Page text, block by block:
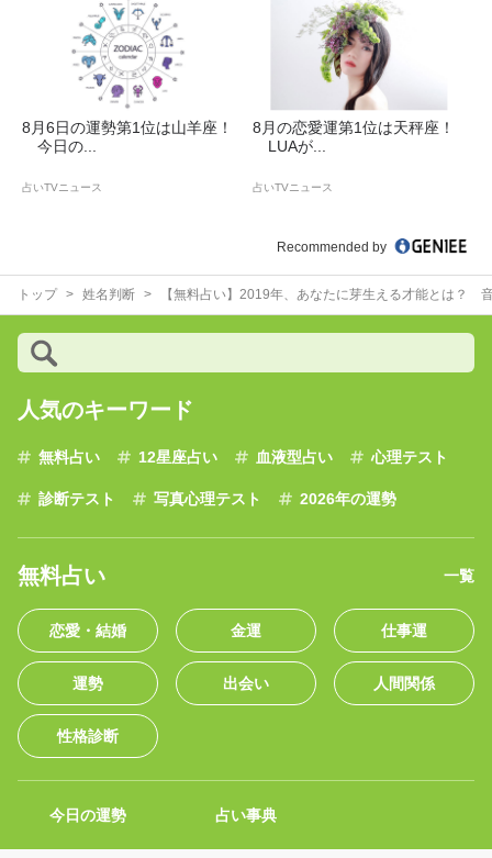
8月6日の運勢第1位は山羊座！
今日の...
占いTVニュース
8月の恋愛運第1位は天秤座！
LUAが...
占いTVニュース
Recommended by
トップ 姓名判断 【無料占い】2019年、あなたに芽生える才能とは？
人気のキーワード
無料占い 12星座占い 血液型占い 心理テスト
診断テスト 写真心理テスト 2026年の運勢
無料占い 一覧
恋愛・結婚 金運 仕事運
運勢 出会い 人間関係
性格診断
今日の運勢 占い事典